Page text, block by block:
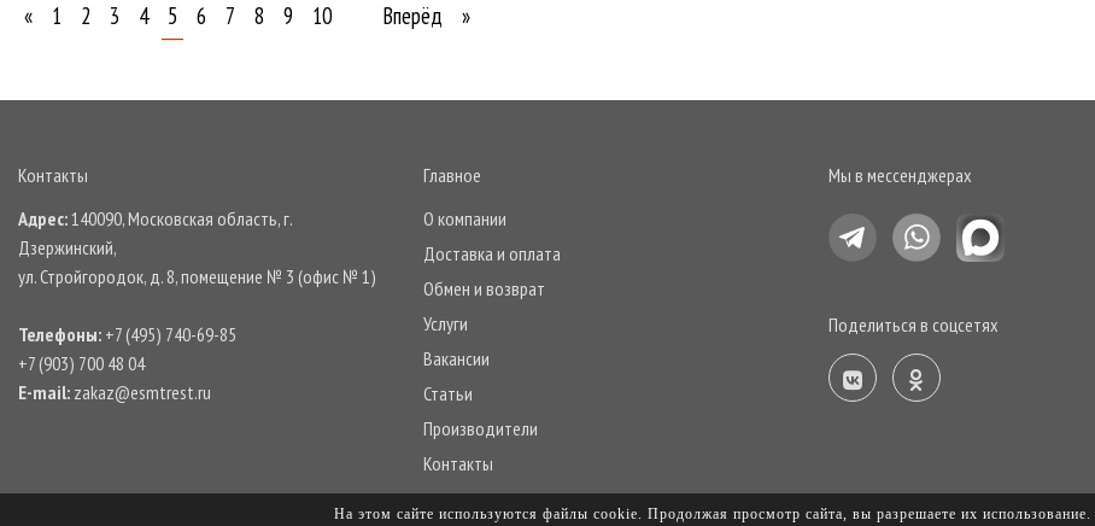
« 1 2 3 4 5 6 7 8 9 10 Вперёд »
Контакты
Адрес:140090, Московская область, г.
Дзержинский,
ул. Стройгородок, д. 8, помещение № 3 (офис № 1)
Телефоны: +7 (495) 740-69-85
+7 (903) 700 48 04
E-mail: zakaz@esmtrest.ru
Главное
О компании
Доставка и оплата
Обмен и возврат
Услуги
Вакансии
Статьи
Производители
Контакты
Мы в мессенджерах
Поделиться в соцсетях
На этом сайте используются файлы cookie. Продолжая просмотр сайта, вы разрешаете их использование.